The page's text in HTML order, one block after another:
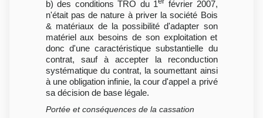
b) des conditions TRO du 1
février 2007,
n'était pas de nature à priver la société Bois
& matériaux de la possibilité d'adapter son
matériel aux besoins de son exploitation et
donc d'une caractéristique substantielle du
contrat, sauf à accepter la reconduction
systématique du contrat, la soumettant ainsi
à une obligation infinie, la cour d'appel a privé
sa décision de base légale.
Portée et conséquences de la cassation